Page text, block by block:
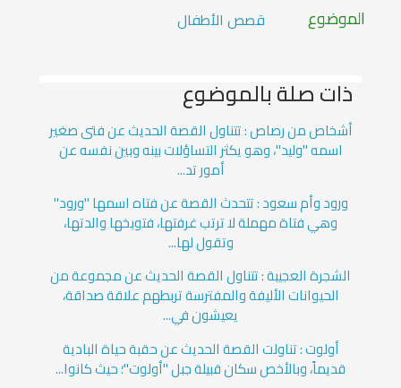
الموضوع قصص الأطفال
ذات صلة بالموضوع
أشخاص من رصاص : تتناول القصة الحديث عن فتى صغير
اسمه "وليد"، وهو يكثر التساؤلات بينه وبين نفسه عن
أمور تد...
ورود وأم سعود : تتحدث القصة عن فتاه اسمها "ورود"
وهي فتاة مهملة لا ترتب غرفتها، فتوبخها والدتها،
وتقول لها...
الشجرة العجيبة : تتناول القصة الحديث عن مجموعة من
الحيوانات الأليفة والمفترسة تربطهم علاقة صداقة،
يعيشون في...
أولوت : تناولت القصة الحديث عن حقبة حياة البادية
قديماً، وبالأخص سكان قبيلة جبل "أولوت"؛ حيث كانوا...